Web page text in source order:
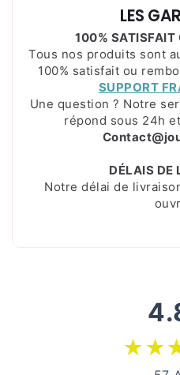
LES
100% SATISFAIT
Tous nos produits sont
100% satisfait ou
SUPPORT
Une question ? Notre
répond sous 24h
DÉLAIS DE
Notre délai de
★★